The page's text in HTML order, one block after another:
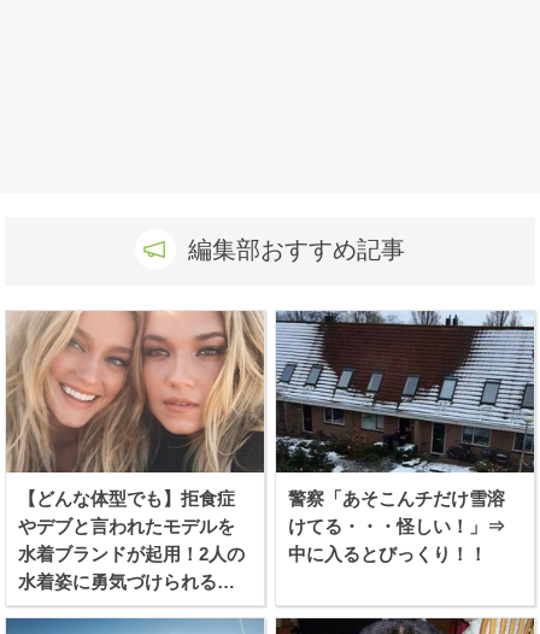
編集部おすすめ記事
【どんな体型でも】拒食症
やデブと言われたモデルを
水着ブランドが起用！2人の
水着姿に勇気づけられる女
性続出！
警察「あそこんチだけ雪溶
けてる・・・怪しい！」⇒
中に入るとびっくり！！